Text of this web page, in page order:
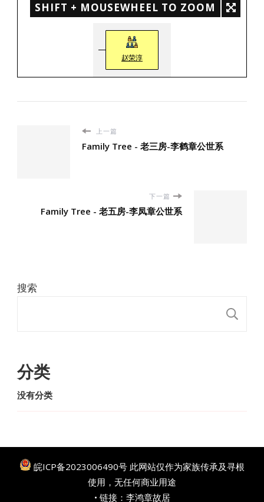
SHIFT + MOUSEWHEEL TO ZOOM
赵荣淳
上一篇
Family Tree - 老三房-李鹤章公世系
下一篇
Family Tree - 老五房-李凤章公世系
搜索
分类
没有分类
皖ICP备2023006490号 此网站仅作为家族传承及寻根
使用，无任何商业用途
• 链接： 李鸿章故居